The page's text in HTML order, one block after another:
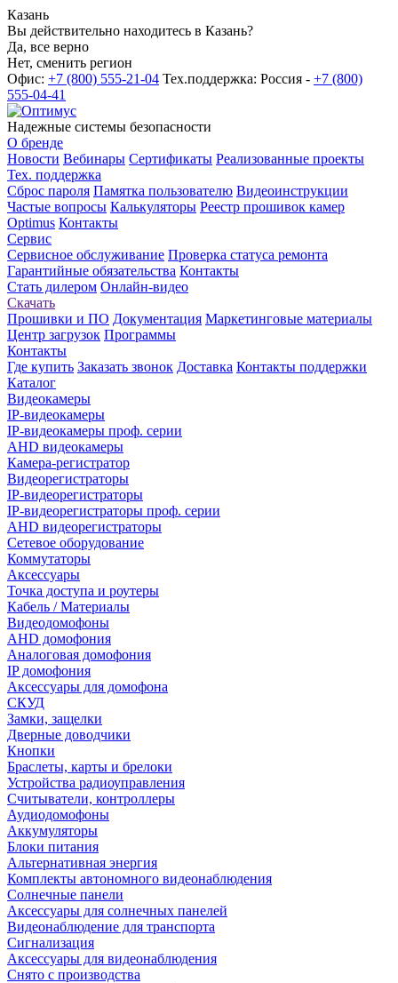
Казань
Вы действительно находитесь в Казань?
Да, все верно
Нет, сменить регион
Офис: +7 (800) 555-21-04 Тех.поддержка: Россия - +7 (800)
555-04-41
Надежные системы безопасности
О бренде
Новости Вебинары Сертификаты Реализованные проекты
Тех. поддержка
Сброс пароля Памятка пользователю Видеоинструкции
Частые вопросы Калькуляторы Реестр прошивок камер
Optimus Контакты
Сервис
Сервисное обслуживание Проверка статуса ремонта
Гарантийные обязательства Контакты
Стать дилером Онлайн-видео
Скачать
Прошивки и ПО Документация Маркетинговые материалы
Центр загрузок Программы
Контакты
Где купить Заказать звонок Доставка Контакты поддержки
Каталог
Видеокамеры
IP-видеокамеры
IP-видеокамеры проф. серии
AHD видеокамеры
Камера-регистратор
Видеорегистраторы
IP-видеорегистраторы
IP-видеорегистраторы проф. серии
AHD видеорегистраторы
Сетевое оборудование
Коммутаторы
Аксессуары
Точка доступа и роутеры
Кабель / Материалы
Видеодомофоны
AHD домофония
Аналоговая домофония
IP домофония
Аксессуары для домофона
СКУД
Замки, защелки
Дверные доводчики
Кнопки
Браслеты, карты и брелоки
Устройства радиоуправления
Считыватели, контроллеры
Аудиодомофоны
Аккумуляторы
Блоки питания
Альтернативная энергия
Комплекты автономного видеонаблюдения
Солнечные панели
Аксессуары для солнечных панелей
Видеонаблюдение для транспорта
Сигнализация
Аксессуары для видеонаблюдения
Снято с производства